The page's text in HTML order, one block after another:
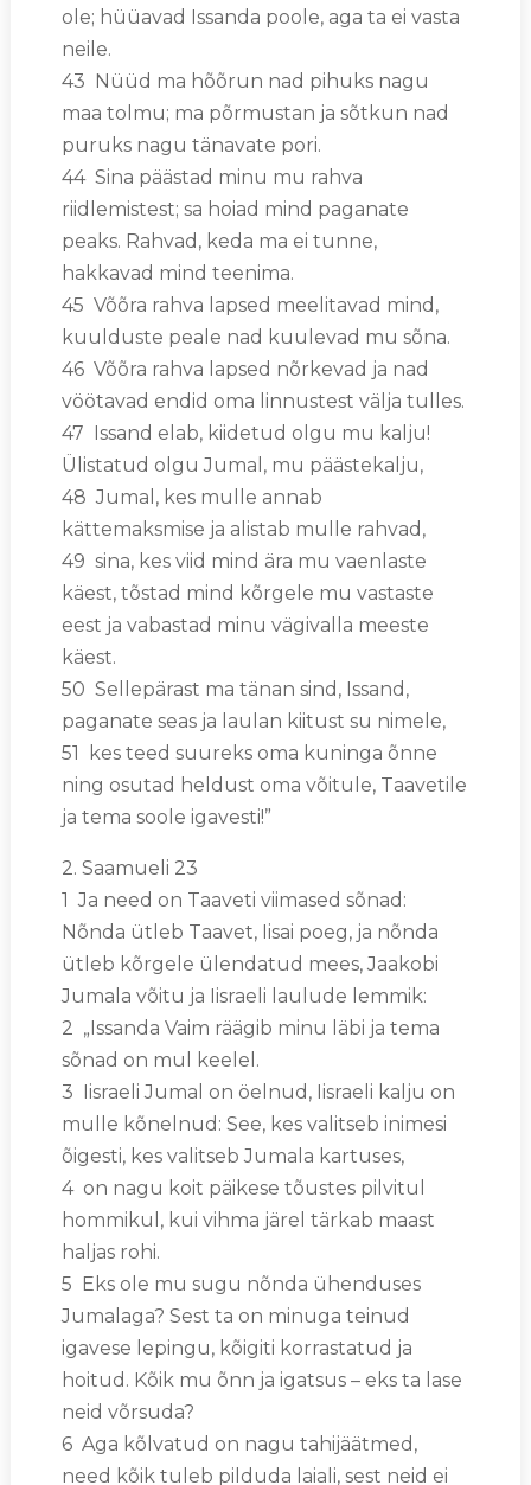
ole; hüüavad Issanda poole, aga ta ei vasta
neile.
43 Nüüd ma hõõrun nad pihuks nagu
maa tolmu; ma põrmustan ja sõtkun nad
puruks nagu tänavate pori.
44 Sina päästad minu mu rahva
riidlemistest; sa hoiad mind paganate
peaks. Rahvad, keda ma ei tunne,
hakkavad mind teenima.
45 Võõra rahva lapsed meelitavad mind,
kuulduste peale nad kuulevad mu sõna.
46 Võõra rahva lapsed nõrkevad ja nad
vöötavad endid oma linnustest välja tulles.
47 Issand elab, kiidetud olgu mu kalju!
Ülistatud olgu Jumal, mu päästekalju,
48 Jumal, kes mulle annab
kättemaksmise ja alistab mulle rahvad,
49 sina, kes viid mind ära mu vaenlaste
käest, tõstad mind kõrgele mu vastaste
eest ja vabastad minu vägivalla meeste
käest.
50 Sellepärast ma tänan sind, Issand,
paganate seas ja laulan kiitust su nimele,
51 kes teed suureks oma kuninga õnne
ning osutad heldust oma võitule, Taavetile
ja tema soole igavesti!”
2. Saamueli 23
1 Ja need on Taaveti viimased sõnad:
Nõnda ütleb Taavet, Iisai poeg, ja nõnda
ütleb kõrgele ülendatud mees, Jaakobi
Jumala võitu ja Iisraeli laulude lemmik:
2 „Issanda Vaim räägib minu läbi ja tema
sõnad on mul keelel.
3 Iisraeli Jumal on öelnud, Iisraeli kalju on
mulle kõnelnud: See, kes valitseb inimesi
õigesti, kes valitseb Jumala kartuses,
4 on nagu koit päikese tõustes pilvitul
hommikul, kui vihma järel tärkab maast
haljas rohi.
5 Eks ole mu sugu nõnda ühenduses
Jumalaga? Sest ta on minuga teinud
igavese lepingu, kõigiti korrastatud ja
hoitud. Kõik mu õnn ja igatsus – eks ta lase
neid võrsuda?
6 Aga kõlvatud on nagu tahijäätmed,
need kõik tuleb pilduda laiali, sest neid ei